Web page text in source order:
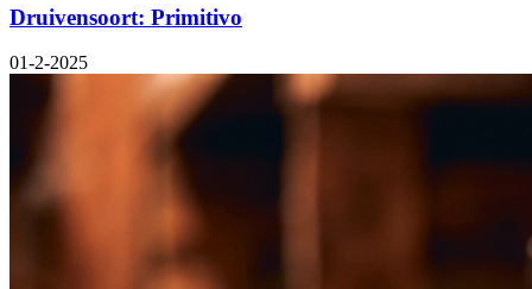
Druivensoort: Primitivo
01-2-2025